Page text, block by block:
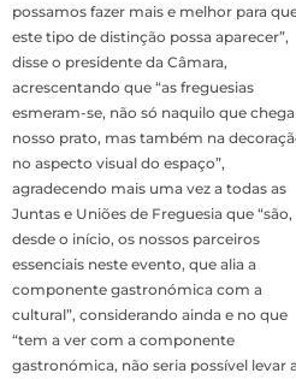
possamos fazer mais e melhor para
este tipo de distinção possa aparecer”,
disse o presidente da Câmara,
acrescentando que “as freguesias
esmeram-se, não só naquilo que chega
nosso prato, mas também na
no aspecto visual do espaço”,
agradecendo mais uma vez a todas as
Juntas e Uniões de Freguesia que “são,
desde o início, os nossos parceiros
essenciais neste evento, que alia a
componente gastronómica com a
cultural”, considerando ainda e no que
“tem a ver com a componente
gastronómica, não seria possível levar